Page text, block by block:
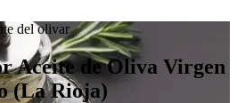
del olivar
Aceite de Oliva Virgen
(La Rioja)